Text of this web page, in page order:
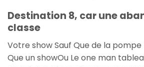
Destination 8, car une
classe
Votre show Sauf Que de la
Que un showOu Le one man